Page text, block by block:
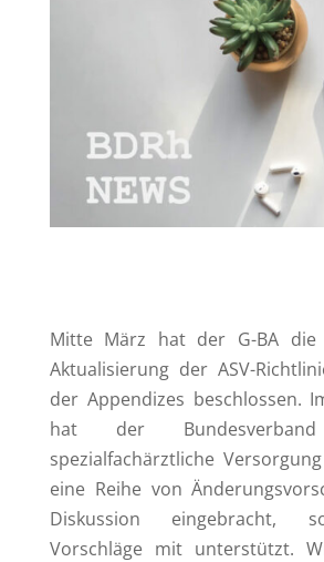
Mitte März hat der G-BA die
Aktualisierung der ASV-
der Appendizes beschlossen.
hat der
spezialfachärztliche
eine Reihe von
Diskussion eingebracht,
Vorschläge mit unterstützt.